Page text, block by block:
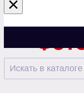
Ижевск
×